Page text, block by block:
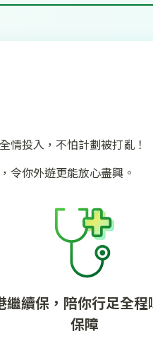
情投入，不怕計劃被打亂！
令你外遊更能放心盡興。
繼續保，陪你行足全程
保障